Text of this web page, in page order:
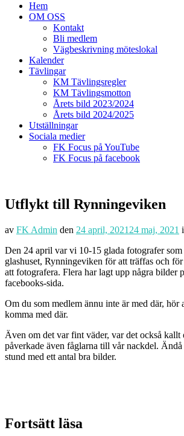
Hem
OM OSS
Kontakt
Bli medlem
Vägbeskrivning möteslokal
Kalender
Tävlingar
KM Tävlingsregler
KM Tävlingsmotton
Årets bild 2023/2024
Årets bild 2024/2025
Utställningar
Sociala medier
FK Focus på YouTube
FK Focus på facebook
Utflykt till Rynningeviken
av FK Admin den 24 april, 2021 24 maj, 2021 i
Den 24 april var vi 10-15 glada fotografer
glashuset, Rynningeviken för att träffas och
att fotografera. Flera har lagt upp några bilder
facebooks-sida.
Om du som medlem ännu inte är med där,
komma med där.
Även om det var fint väder, var det också kallt
påverkade även fåglarna till vår nackdel.
stund med ett antal bra bilder.
Fortsätt läsa